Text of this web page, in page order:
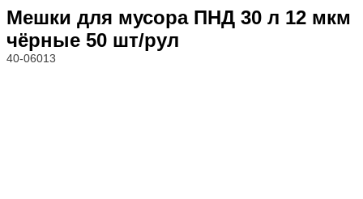
Мешки для мусора ПНД 30 л 12 мкм
чёрные 50 шт/рул
40-06013